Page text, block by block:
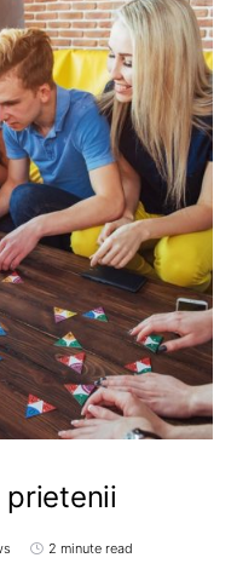
prietenii
2 minute read